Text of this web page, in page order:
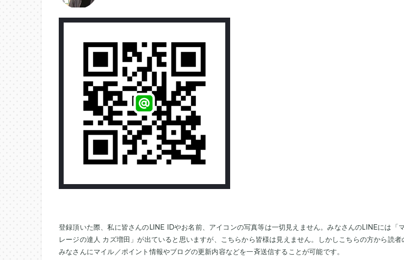
登録頂いた際、私に皆さんのLINE IDやお名前、アイコンの写真等は一切見えません。みなさんのLINEには「
レージの達人 カズ増田」が出ていると思いますが、こちらから皆様は見えません。しかしこちらの方から読者
みなさんにマイル／ポイント情報やブログの更新内容などを一斉送信することが可能です。